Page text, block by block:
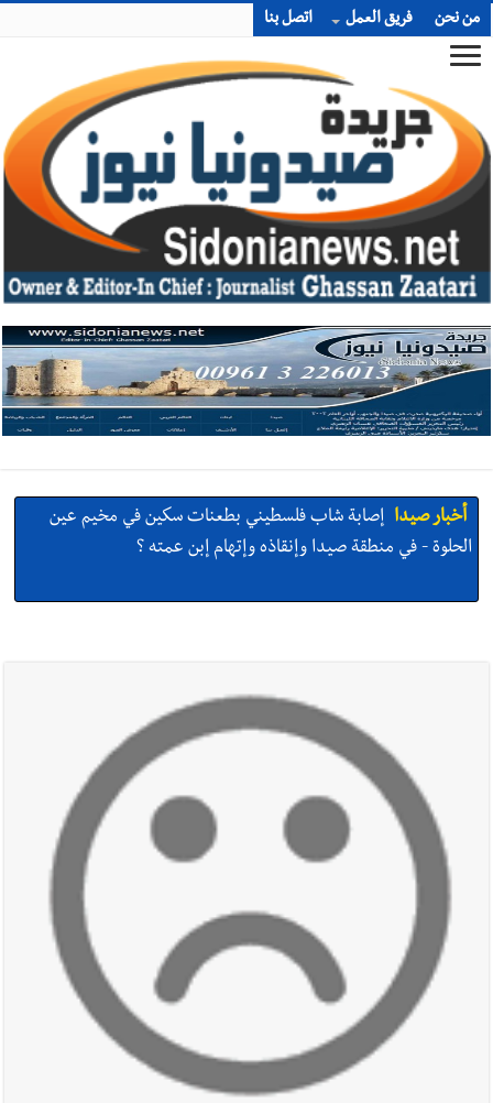
من نحن فريق العمل اتصل بنا
أخبار صيدا إصابة شاب فلسطيني بطعنات سكين في مخيم عين
الحلوة - في منطقة صيدا وإنقاذه وإتهام إبن عمته ؟
المهندس محمد زهير السعودي يستقبل المختارين
بعاصيري والبيلاني
أخبار لبنان
مقدمات نشرات الأخبار المسائية في لبنان ليوم السبت
أخبار لبنان
خرق إسرائيلي في زوطر الغربية وساتر ترابي قبالة آخر
نقطة للجيش اللبناني
أخبار لبنان روابط القطاع العام : إضراب الاثنين احتجاجا على
تقسيط المفعول الرجعي